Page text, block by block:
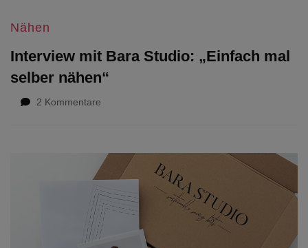
Nähen
Interview mit Bara Studio: „Einfach mal
selber nähen“
2 Kommentare
Studio:
„Einfach
mal
selber
nähen“